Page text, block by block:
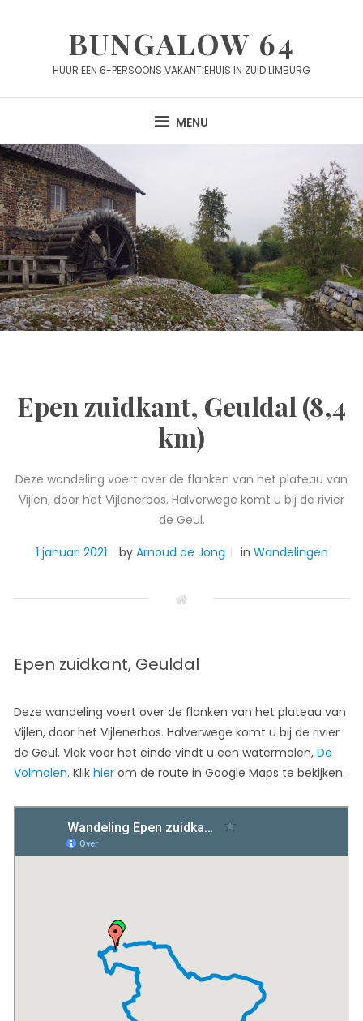
BUNGALOW 64
HUUR EEN 6-PERSOONS VAKANTIEHUIS IN ZUID LIMBURG
MENU
Epen zuidkant, Geuldal (8,4
km)
Deze wandeling voert over de flanken van het plateau van
Vijlen, door het Vijlenerbos. Halverwege komt u bij de rivier
de Geul.
1 januari 2021 by Arnoud de Jong in Wandelingen
Epen zuidkant, Geuldal
Deze wandeling voert over de flanken van het plateau van
Vijlen, door het Vijlenerbos. Halverwege komt u bij de rivier
de Geul. Vlak voor het einde vindt u een watermolen, De
Volmolen. Klik hierom de route in Google Maps te bekijken.